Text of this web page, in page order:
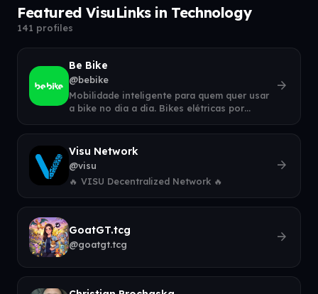
Featured VisuLinks in Technology
141 profiles
Be Bike
@bebike
Mobilidade inteligente para quem quer usar
a bike no dia a dia. Bikes elétricas por
arrow_forward
Visu Network
@visu
🔥 VISU Decentralized Network 🔥
arrow_forward
GoatGT.tcg
@goatgt.tcg arrow_forward